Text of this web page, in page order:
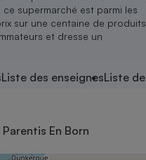
ce supermarché est parmi les
sur une centaine de produits
et dresse un
Liste des enseignesListe
Parentis En Born
Nutrition
Assurance auto
Magasin - Grande surface
Méthode de vente -
Déchet
Location
Sport
électrique
Senior
Service marchand
Ensemble